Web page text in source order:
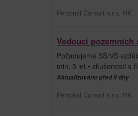
Personal Consult s.r.o. HK
Vedoucí pozemních
Požadujeme SŠ/VŠ
min. 5 let • zkušenosti s
Aktualizováno před 9 dny
Personal Consult s.r.o. HK